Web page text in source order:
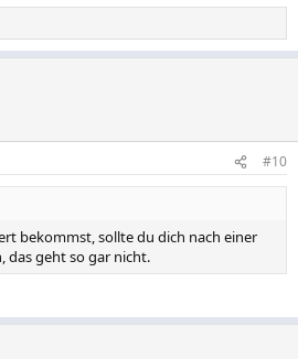
#10
bekommst, sollte du dich nach einer
das geht so gar nicht.